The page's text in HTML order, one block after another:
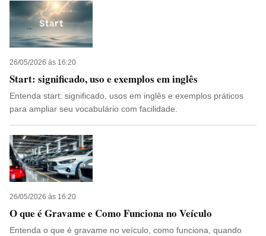
26/05/2026 às 16:20
Start: significado, uso e exemplos em inglês
Entenda start: significado, usos em inglês e exemplos práticos
para ampliar seu vocabulário com facilidade.
26/05/2026 às 16:20
O que é Gravame e Como Funciona no Veículo
Entenda o que é gravame no veículo, como funciona, quando